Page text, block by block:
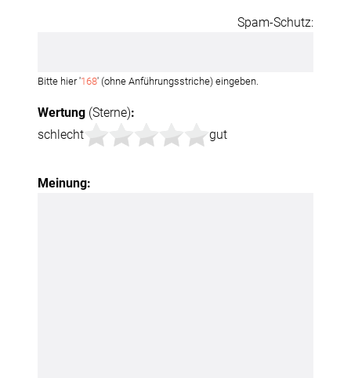
Spam-Schutz:
Bitte hier '168' (ohne Anführungsstriche) eingeben.
Wertung (Sterne):
schlecht
gut
Meinung: